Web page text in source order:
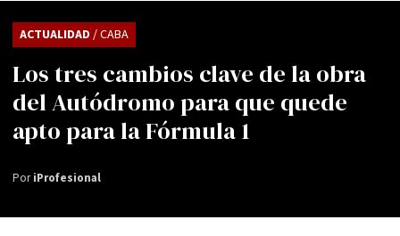
Los tres cambios clave de la obra
del Autódromo para que quede
apto para la Fórmula 1
ACTUALIDAD / CABA
PoriProfesional